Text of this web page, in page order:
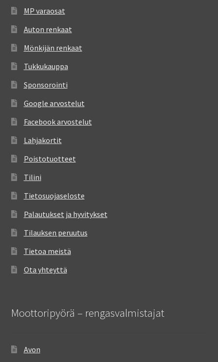
MP varaosat
Auton renkaat
Mönkijän renkaat
Tukkukauppa
Sponsorointi
Google arvostelut
Facebook arvostelut
Lahjakortit
Poistotuotteet
Tilini
Tietosuojaseloste
Palautukset ja hyvitykset
Tilauksen peruutus
Tietoa meistä
Ota yhteyttä
Moottoripyörä – rengasvalmistajat
Avon